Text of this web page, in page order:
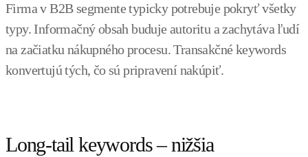
Firma v B2B segmente typicky potrebuje pokryť všetky
typy. Informačný obsah buduje autoritu a zachytáva ľudí
na začiatku nákupného procesu. Transakčné keywords
konvertujú tých, čo sú pripravení nakúpiť.
Long-tail keywords – nižšia